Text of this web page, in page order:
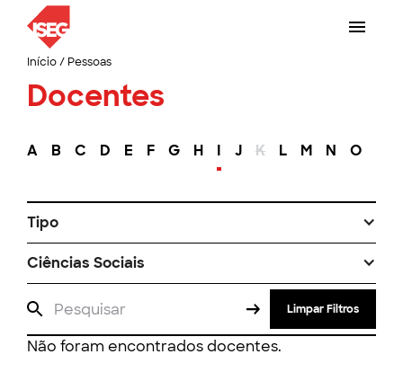
Início/ Pessoas
Docentes
A B C D E F G H I J K L M N O
Tipo
Ciências Sociais
Limpar Filtros
Não foram encontrados docentes.